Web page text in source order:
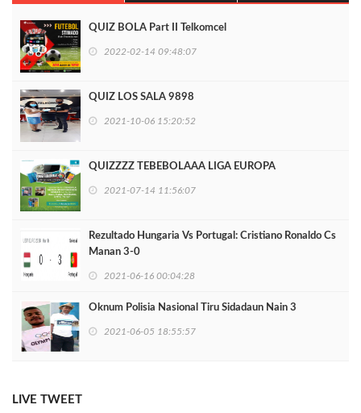
QUIZ BOLA Part II Telkomcel
2022-02-14 09:48:07
QUIZ LOS SALA 9898
2021-10-06 15:20:52
QUIZZZZ TEBEBOLAAA LIGA EUROPA
2021-07-14 11:56:07
Rezultado Hungaria Vs Portugal: Cristiano Ronaldo Cs
Manan 3-0
2021-06-16 00:04:28
Oknum Polisia Nasional Tiru Sidadaun Nain 3
2021-06-05 18:55:57
LIVE TWEET